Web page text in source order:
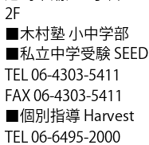
2F
■木村塾 小中学部
■私立中学受験 SEED
TEL 06-4303-5411
FAX 06-4303-5411
■個別指導 Harvest
TEL 06-6495-2000